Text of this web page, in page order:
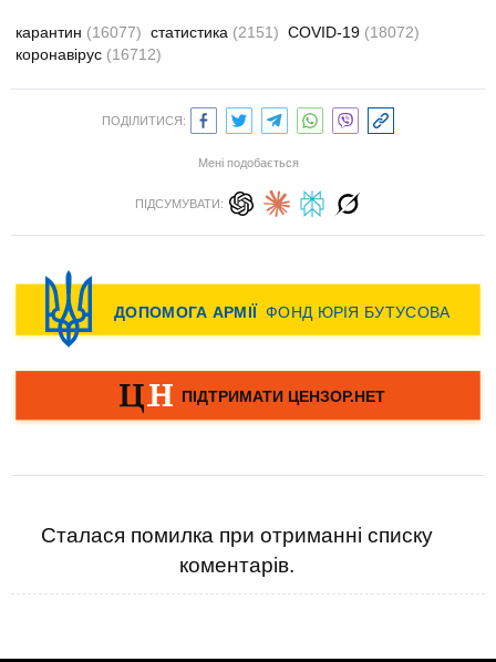
карантин (16077) статистика (2151) COVID-19 (18072)
коронавірус (16712)
ПОДІЛИТИСЯ:
Мені подобається
ПІДСУМУВАТИ:
Сталася помилка при отриманні списку
коментарів.